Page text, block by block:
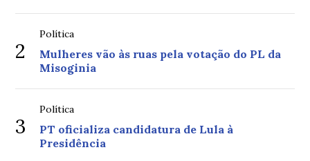
2
Política
Mulheres vão às ruas pela votação do PL da
Misoginia
3
Política
PT oficializa candidatura de Lula à
Presidência